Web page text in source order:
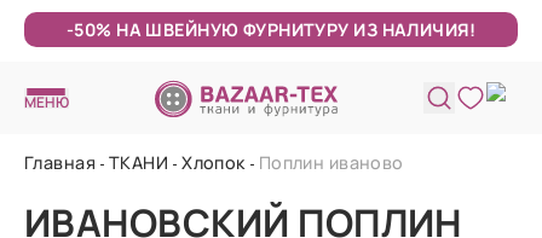
-50% НА ШВЕЙНУЮ ФУРНИТУРУ ИЗ НАЛИЧИЯ!
МЕНЮ
Главная ТКАНИ Хлопок Поплин иваново
ИВАНОВСКИЙ ПОПЛИН